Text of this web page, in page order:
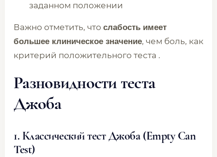
заданном положении
Важно отметить, что слабость имеет
большее клиническое значение, чем боль, как
критерий положительного теста .
Разновидности теста
Джоба
1. Классический тест Джоба (Empty Can
Test)